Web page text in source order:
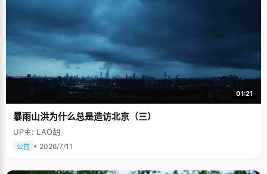
01:21
暴雨山洪为什么总是造访北京（三）
UP主: LAO胡
公益 • 2026/7/11